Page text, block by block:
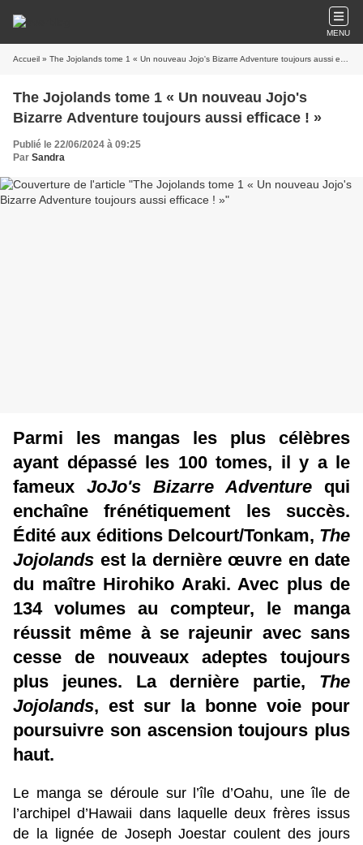
MENU
Accueil » The Jojolands tome 1 « Un nouveau Jojo's Bizarre Adventure toujours aussi efficace ! »
The Jojolands tome 1 « Un nouveau Jojo's
Bizarre Adventure toujours aussi efficace ! »
Publié le 22/06/2024 à 09:25
Par Sandra
Parmi les mangas les plus célèbres
ayant dépassé les 100 tomes, il y a le
fameux JoJo's Bizarre Adventure qui
enchaîne frénétiquement les succès.
Édité aux éditions Delcourt/Tonkam, The
Jojolands est la dernière œuvre en date
du maître Hirohiko Araki. Avec plus de
134 volumes au compteur, le manga
réussit même à se rajeunir avec sans
cesse de nouveaux adeptes toujours
plus jeunes. La dernière partie, The
Jojolands, est sur la bonne voie pour
poursuivre son ascension toujours plus
haut.
Le manga se déroule sur l’île d’Oahu, une île de
l’archipel d’Hawaii dans laquelle deux frères issus
de la lignée de Joseph Joestar coulent des jours